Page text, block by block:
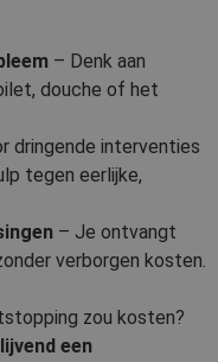
– Denk aan
douche of het
dringende interventies
tegen eerlijke,
– Je ontvangt
verborgen kosten.
zou kosten?
een